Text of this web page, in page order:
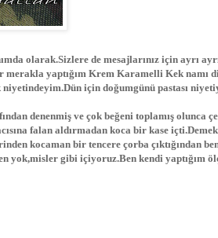
olarak.Sizlere de mesajlarınız için ayrı
merakla yaptığım Krem Karamelli Kek namı
için doğumgünü pastası
denenmiş ve çok beğeni toplamış olunca
falan aldırmadan koca bir kase
kocaman bir tencere çorba çıktığından
yok,misler gibi içiyoruz.Ben kendi yaptığım